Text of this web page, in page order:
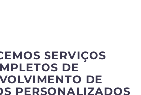
SERVIÇOS
DE
DE
PERSONALIZADOS